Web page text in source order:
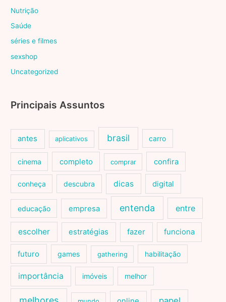
Nutrição
Saúde
séries e filmes
sexshop
Uncategorized
Principais Assuntos
antes aplicativos brasil carro
cinema completo comprar confira
conheça descubra dicas digital
educação empresa entenda entre
escolher estratégias fazer funciona
futuro games gathering habilitação
importância imóveis melhor